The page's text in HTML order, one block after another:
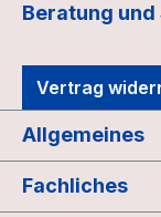
Beratung und
Vertrag
Allgemeines
Fachliches